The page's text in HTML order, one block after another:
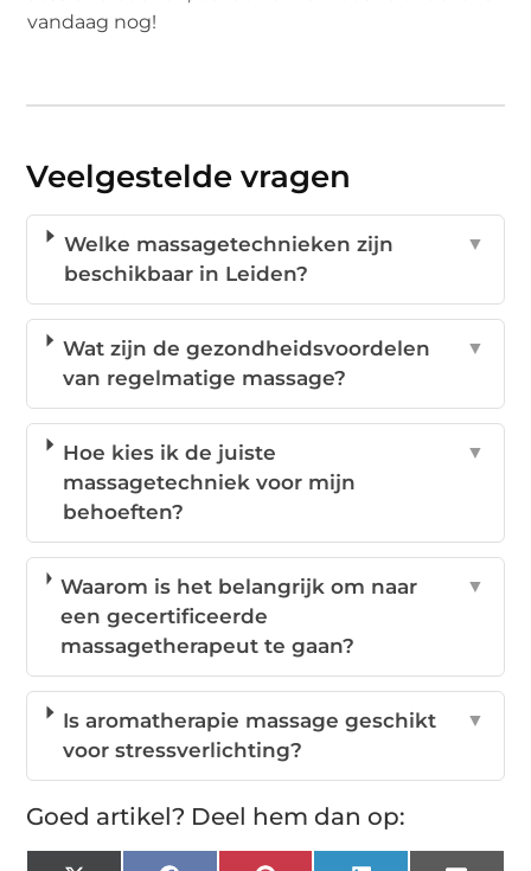
vandaag nog!
Veelgestelde vragen
Welke massagetechnieken zijn
beschikbaar in Leiden?
▼
Wat zijn de gezondheidsvoordelen
van regelmatige massage?
▼
Hoe kies ik de juiste
massagetechniek voor mijn
behoeften?
▼
Waarom is het belangrijk om naar
een gecertificeerde
massagetherapeut te gaan?
▼
Is aromatherapie massage geschikt
voor stressverlichting?
▼
Goed artikel? Deel hem dan op: